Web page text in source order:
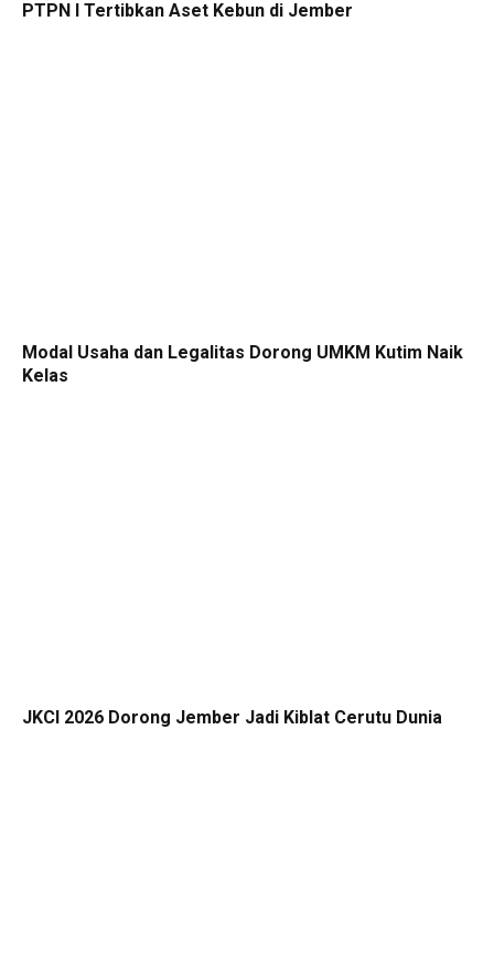
PTPN I Tertibkan Aset Kebun di Jember
Modal Usaha dan Legalitas Dorong UMKM Kutim Naik
Kelas
JKCI 2026 Dorong Jember Jadi Kiblat Cerutu Dunia